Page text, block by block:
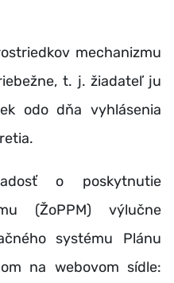
mechanizmu
t. j. žiadateľ ju
odo dňa vyhlásenia
o poskytnutie
(ŽoPPM) výlučne
systému Plánu
na webovom sídle: